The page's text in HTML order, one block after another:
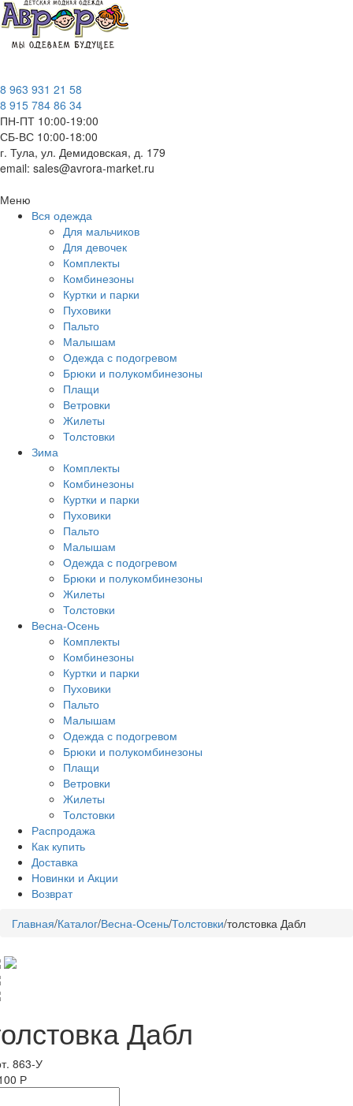
8 963 931 21 58
8 915 784 86 34
ПН-ПТ 10:00-19:00
СБ-ВС 10:00-18:00
г. Тула, ул. Демидовская, д. 179
email: sales@avrora-market.ru
Меню
Вся одежда
Для мальчиков
Для девочек
Комплекты
Комбинезоны
Куртки и парки
Пуховики
Пальто
Малышам
Одежда с подогревом
Брюки и полукомбинезоны
Плащи
Ветровки
Жилеты
Толстовки
Зима
Комплекты
Комбинезоны
Куртки и парки
Пуховики
Пальто
Малышам
Одежда с подогревом
Брюки и полукомбинезоны
Жилеты
Толстовки
Весна-Осень
Комплекты
Комбинезоны
Куртки и парки
Пуховики
Пальто
Малышам
Одежда с подогревом
Брюки и полукомбинезоны
Плащи
Ветровки
Жилеты
Толстовки
Распродажа
Как купить
Доставка
Новинки и Акции
Возврат
Главная/Каталог/Весна-Осень/Толстовки/толстовка Дабл
Дабл
863-У
Р